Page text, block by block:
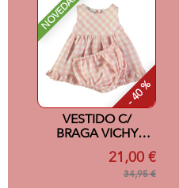
NOVEDAD
- 40 %
VESTIDO C/
BRAGA VICHY
ROSA 6M21,00 €
34,95 €